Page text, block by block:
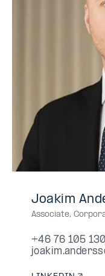
Joakim
Associate,
+46 76 105
+46
76
1308
+46
76
1308
+46-
761051308